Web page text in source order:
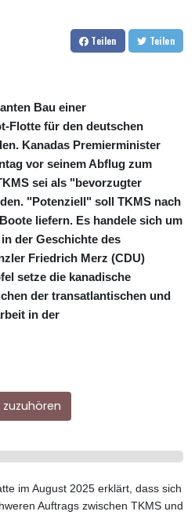
Teilen Teilen
Bau einer
Flotte für den deutschen
Kanadas Premierminister
vor seinem Abflug zum
sei als "bevorzugter
"Potenziell" soll TKMS nach
liefern. Es handele sich um
der Geschichte des
Friedrich Merz (CDU)
setze die kanadische
der transatlantischen und
in der
im August 2025 erklärt, dass sich
Auftrags zwischen TKMS und